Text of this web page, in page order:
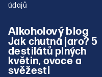
údajů
Alkoholový blog
Jak chutná jaro? 5
destilátů plných
květin, ovoce a
svěžesti